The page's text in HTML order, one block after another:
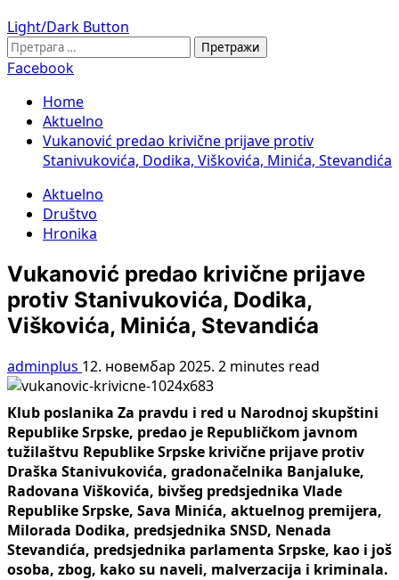
Light/Dark Button
Претрага
за:
Facebook
Home
Aktuelno
Vukanović predao krivične prijave protiv
Stanivukovića, Dodika, Viškovića, Minića, Stevandića
Aktuelno
Društvo
Hronika
Vukanović predao krivične prijave
protiv Stanivukovića, Dodika,
Viškovića, Minića, Stevandića
adminplus 12. новембар 2025. 2 minutes read
Klub poslanika Za pravdu i red u Narodnoj skupštini
Republike Srpske, predao je Republičkom javnom
tužilaštvu Republike Srpske krivične prijave protiv
Draška Stanivukovića, gradonačelnika Banjaluke,
Radovana Viškovića, bivšeg predsjednika Vlade
Republike Srpske, Sava Minića, aktuelnog premijera,
Milorada Dodika, predsjednika SNSD, Nenada
Stevandića, predsjednika parlamenta Srpske, kao i još
osoba, zbog, kako su naveli, malverzacija i kriminala.